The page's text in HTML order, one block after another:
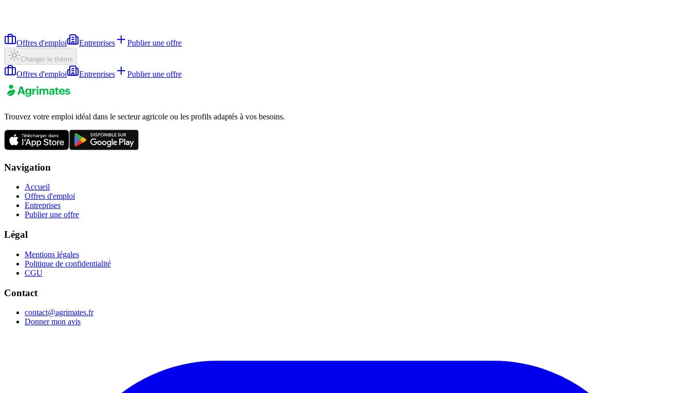
Offres d'emploi Entreprises Publier une offre
Changer le thème
Offres d'emploi Entreprises Publier une offre
Trouvez votre emploi idéal dans le secteur agricole ou les profils adaptés à vos besoins.
Navigation
Accueil
Offres d'emploi
Entreprises
Publier une offre
Légal
Mentions légales
Politique de confidentialité
CGU
Contact
contact@agrimates.fr
Donner mon avis